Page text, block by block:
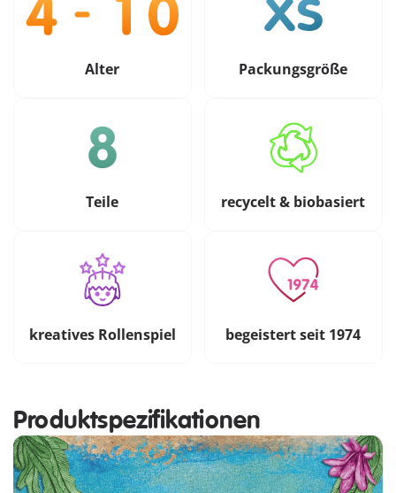
Alter Packungsgröße
Teile recycelt & biobasiert
kreatives Rollenspiel begeistert seit 1974
Produktspezifikationen